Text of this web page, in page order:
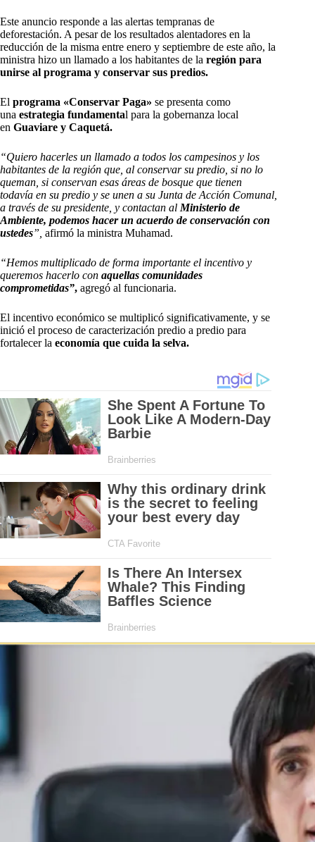
Este anuncio responde a las alertas tempranas de
deforestación. A pesar de los resultados alentadores en la
reducción de la misma entre enero y septiembre de este año, la
ministra hizo un llamado a los habitantes de la región para
unirse al programa y conservar sus predios.
El programa «Conservar Paga» se presenta como
una estrategia fundamental para la gobernanza local
en Guaviare y Caquetá.
“Quiero hacerles un llamado a todos los campesinos y los
habitantes de la región que, al conservar su predio, si no lo
queman, si conservan esas áreas de bosque que tienen
todavía en su predio y se unen a su Junta de Acción Comunal,
a través de su presidente, y contactan al Ministerio de
Ambiente, podemos hacer un acuerdo de conservación con
ustedes”, afirmó la ministra Muhamad.
“Hemos multiplicado de forma importante el incentivo y
queremos hacerlo con aquellas comunidades
comprometidas”, agregó al funcionaria.
El incentivo económico se multiplicó significativamente, y se
inició el proceso de caracterización predio a predio para
fortalecer la economía que cuida la selva.